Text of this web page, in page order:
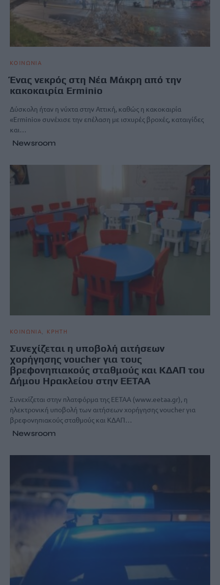
ΚΟΙΝΩΝΙΑ
Ένας νεκρός στη Νέα Μάκρη από την
κακοκαιρία Erminio
Δύσκολη ήταν η νύχτα στην Αττική, καθώς η κακοκαιρία
«Erminio» συνέχισε την επέλαση με ισχυρές βροχές, καταιγίδες
και…
Newsroom
ΚΟΙΝΩΝΙΑ ΚΡΗΤΗ
Συνεχίζεται η υποβολή αιτήσεων
χορήγησης voucher για τους
βρεφονηπιακούς σταθμούς και ΚΔΑΠ του
Δήμου Ηρακλείου στην ΕΕΤΑΑ
Συνεχίζεται στην πλατφόρμα της ΕΕΤΑΑ (www.eetaa.gr), η
ηλεκτρονική υποβολή των αιτήσεων χορήγησης voucher για
βρεφονηπιακούς σταθμούς και ΚΔΑΠ…
Newsroom